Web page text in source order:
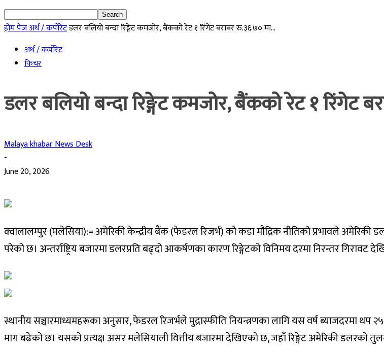
होम पेजअर्थ / कर्पोरेटडलर बलियो बन्दा रिङ्गेट कमजोर, बैंकको रेट १ रिंगेट बराबर रु.३६.७० मा...
अर्थ / कर्पोरेट
फिचर
डलर बलियो बन्दा रिङ्गेट कमजोर, बैंकको रेट १ रिंगेट
Malaya khabar News Desk
-
June 20, 2026
क्वालालम्पुर (मलेसिया):= अमेरिकी केन्द्रीय बैंक (फेडरल रिजर्भ) को कडा मौद्रिक नीतिको प्रभावले अमेरिकी
परेको छ। अन्तर्राष्ट्रिय बजारमा डलरप्रति बढ्दो आकर्षणका कारण रिङ्गेटको विनिमय दरमा निरन्तर गिरावट
स्थानीय सञ्चारमाध्यमहरूका अनुसार, फेडरल रिजर्भले मुद्रास्फीति नियन्त्रणका लागि यस वर्ष ब्याजदरमा थप
माग बढेको छ। यसको प्रत्यक्ष असर मलेसियाली वित्तीय बजारमा देखिएको छ, जहाँ रिङ्गेट अमेरिकी डलरको